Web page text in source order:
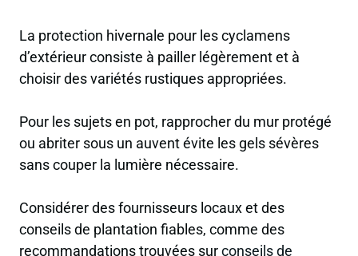
La protection hivernale pour les cyclamens
d’extérieur consiste à pailler légèrement et à
choisir des variétés rustiques appropriées.
Pour les sujets en pot, rapprocher du mur protégé
ou abriter sous un auvent évite les gels sévères
sans couper la lumière nécessaire.
Considérer des fournisseurs locaux et des
conseils de plantation fiables, comme des
recommandations trouvées surconseils de